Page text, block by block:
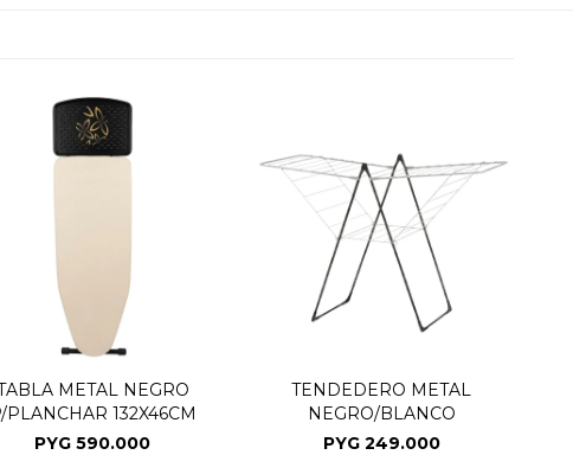
METAL NEGRO
PLANCHAR 132X46CM
PYG 590.000
TENDEDERO METAL
NEGRO/BLANCO
PYG 249.000